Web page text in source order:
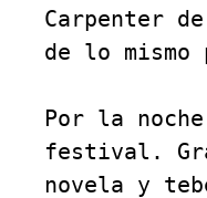
Carpenter
de lo
Por la
festival.
novela y